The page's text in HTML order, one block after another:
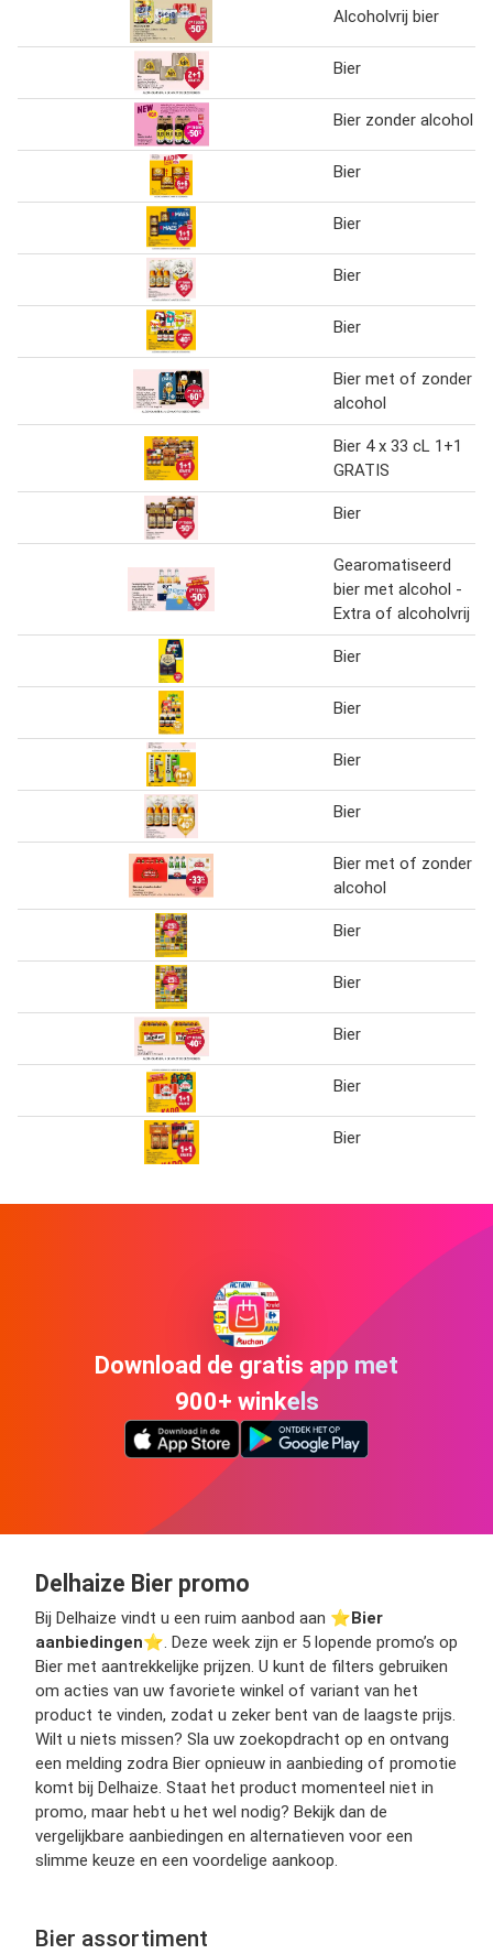
Alcoholvrij bier
Bier
Bier zonder alcohol
Bier
Bier
Bier
Bier
Bier met of zonder
alcohol
Bier 4 x 33 cL 1+1
GRATIS
Bier
Gearomatiseerd
bier met alcohol -
Extra of alcoholvrij
Bier
Bier
Bier
Bier
Bier met of zonder
alcohol
Bier
Bier
Bier
Bier
Bier
Download de gratis app met
900+ winkels
Delhaize Bier promo
Bij Delhaize vindt u een ruim aanbod aan ⭐️Bier
aanbiedingen⭐️. Deze week zijn er 5 lopende promo’s op
Bier met aantrekkelijke prijzen. U kunt de filters gebruiken
om acties van uw favoriete winkel of variant van het
product te vinden, zodat u zeker bent van de laagste prijs.
Wilt u niets missen? Sla uw zoekopdracht op en ontvang
een melding zodra Bier opnieuw in aanbieding of promotie
komt bij Delhaize. Staat het product momenteel niet in
promo, maar hebt u het wel nodig? Bekijk dan de
vergelijkbare aanbiedingen en alternatieven voor een
slimme keuze en een voordelige aankoop.
Bier assortiment